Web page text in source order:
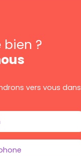
bien ?
vers vous dans